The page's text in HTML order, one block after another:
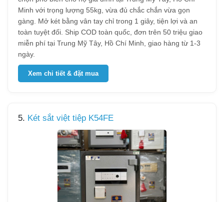
Minh với trọng lượng 55kg, vừa đủ chắc chắn vừa gọn
gàng. Mở két bằng vân tay chỉ trong 1 giây, tiện lợi và an
toàn tuyệt đối. Ship COD toàn quốc, đơn trên 50 triệu giao
miễn phí tại Trung Mỹ Tây, Hồ Chí Minh, giao hàng từ 1-3
ngày.
Xem chi tiết & đặt mua
5. Két sắt việt tiệp K54FE